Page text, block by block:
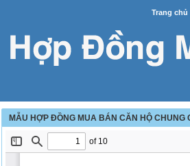
Trang chủ
MẪU HỢP ĐỒNG MUA BÁN CĂN HỘ CHUNG